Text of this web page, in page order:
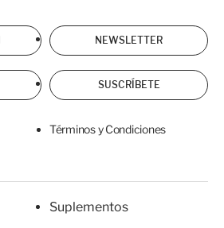
NEWSLETTER
SUSCRÍBETE
Términos y Condiciones
Suplementos